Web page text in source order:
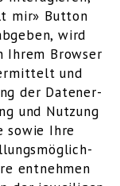
mir» But­ton
wird
Ihrem Brow­ser
und
der Daten­er­
und Nut­zung
sowie Ihre
ent­neh­men